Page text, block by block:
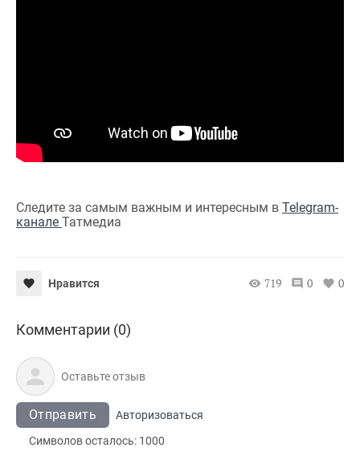
Следите за самым важным и интересным в Telegram-
канале Татмедиа
Нравится 719 0 0
Комментарии (0)
Отправить
Авторизоваться
Символов осталось: 1000